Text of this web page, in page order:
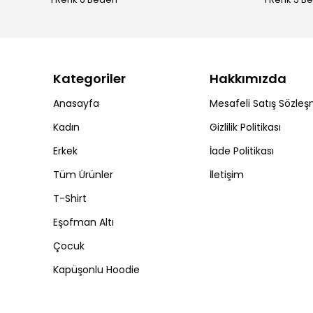
Kategoriler
Anasayfa
Kadın
Erkek
Tüm Ürünler
T-Shirt
Eşofman Altı
Çocuk
Kapüşonlu Hoodie
Hakkımızda
Mesafeli Satış
Gizlilik Politikası
İade Politikası
İletişim